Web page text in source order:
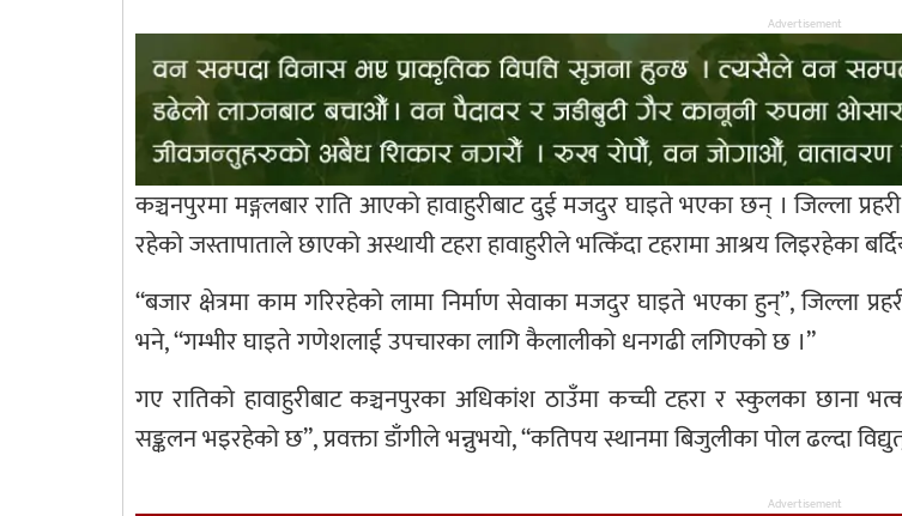
Advertisement
कञ्चनपुरमा मङ्गलबार राति आएको हावाहुरीबाट दुई मजदुर घाइते भएका छन् । जिल्ला
रहेको जस्तापाताले छाएको अस्थायी टहरा हावाहुरीले भत्किँदा टहरामा आश्रय लिइरहेका
“बजार क्षेत्रमा काम गरिरहेको लामा निर्माण सेवाका मजदुर घाइते भएका हुन्”, जिल्ला
भने, “गम्भीर घाइते गणेशलाई उपचारका लागि कैलालीको धनगढी लगिएको छ ।”
गए रातिको हावाहुरीबाट कञ्चनपुरका अधिकांश ठाउँमा कच्ची टहरा र स्कुलका छाना
सङ्कलन भइरहेको छ”, प्रवक्ता डाँगीले भन्नुभयो, “कतिपय स्थानमा बिजुलीका पोल ढल्दा
Advertisement